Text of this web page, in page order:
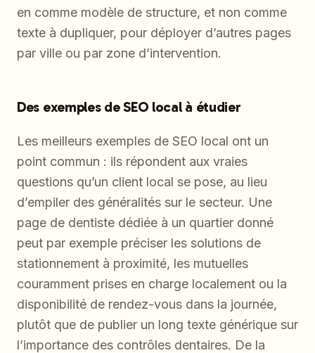
en comme modèle de structure, et non comme
texte à dupliquer, pour déployer d’autres pages
par ville ou par zone d’intervention.
Des exemples de SEO local à étudier
Les meilleurs exemples de SEO local ont un
point commun : ils répondent aux vraies
questions qu’un client local se pose, au lieu
d’empiler des généralités sur le secteur. Une
page de dentiste dédiée à un quartier donné
peut par exemple préciser les solutions de
stationnement à proximité, les mutuelles
couramment prises en charge localement ou la
disponibilité de rendez-vous dans la journée,
plutôt que de publier un long texte générique sur
l’importance des contrôles dentaires. De la